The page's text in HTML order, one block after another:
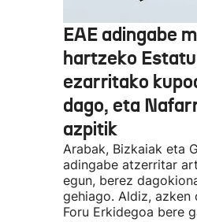
EAE adingabe
hartzeko
ezarritako
dago, eta
azpitik
Arabak, Bizkaiak eta
adingabe atzerritar
egun, berez
gehiago. Aldiz, azken
Foru Erkidegoa bere